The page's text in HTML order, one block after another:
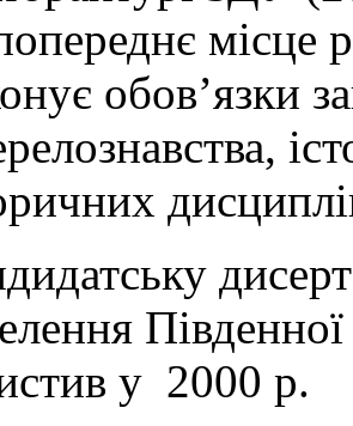
місце
обов’язки
у 2000 р.